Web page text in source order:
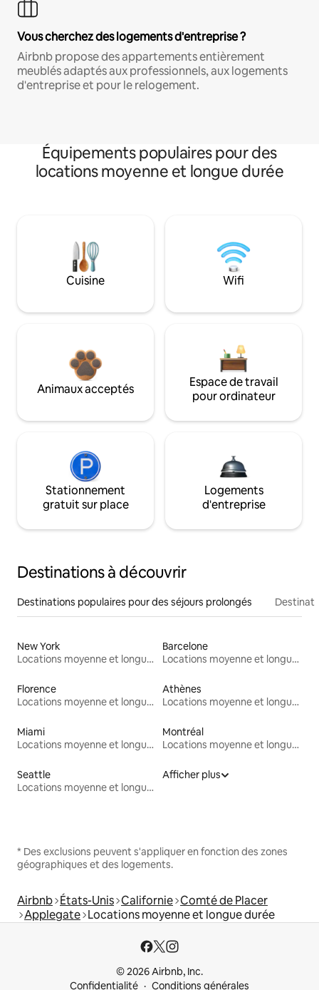
Vous cherchez des logements d'entreprise ?
Airbnb propose des appartements entièrement
meublés adaptés aux professionnels, aux logements
d'entreprise et pour le relogement.
Équipements populaires pour des
locations moyenne et longue durée
Cuisine Wifi
Animaux acceptés
Espace de travail
pour ordinateur
Stationnement
gratuit sur place
Logements
d'entreprise
Destinations à découvrir
Destinations populaires pour des séjours prolongés
New York
Locations moyenne et longue durée
Barcelone
Locations moyenne et longue durée
Florence
Locations moyenne et longue durée
Athènes
Locations moyenne et longue durée
Miami
Locations moyenne et longue durée
Montréal
Locations moyenne et longue durée
Seattle
Locations moyenne et longue durée
Afficher plus
* Des exclusions peuvent s'appliquer en fonction des zones
géographiques et des logements.
Airbnb États-Unis Californie Comté de Placer
Applegate Locations moyenne et longue durée
© 2026 Airbnb, Inc.
Confidentialité
Conditions générales